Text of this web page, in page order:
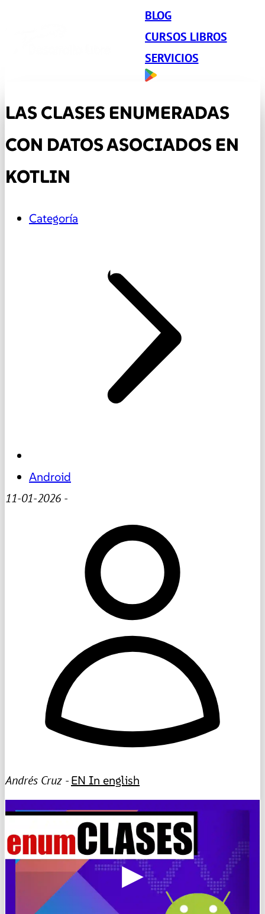
BLOG
CURSOS LIBROS
SERVICIOS
LAS CLASES ENUMERADAS
CON DATOS ASOCIADOS EN
KOTLIN
Categoría
Android
11-01-2026 -
Andrés Cruz -EN In english
▶